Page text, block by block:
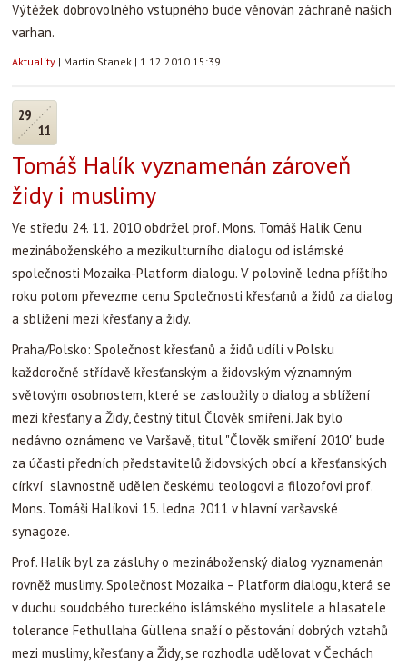
Výtěžek dobrovolného vstupného bude věnován záchraně našich
varhan.
Aktuality | Martin Stanek | 1.12.2010 15:39
29
11
Tomáš Halík vyznamenán zároveň
židy i muslimy
Ve středu 24. 11. 2010 obdržel prof. Mons. Tomáš Halík Cenu
mezináboženského a mezikulturního dialogu od islámské
společnosti Mozaika-Platform dialogu. V polovině ledna příštího
roku potom převezme cenu Společnosti křesťanů a židů za dialog
a sblížení mezi křesťany a židy.
Praha/Polsko: Společnost křesťanů a židů udílí v Polsku
každoročně střídavě křesťanským a židovským významným
světovým osobnostem, které se zasloužily o dialog a sblížení
mezi křesťany a Židy, čestný titul Člověk smíření. Jak bylo
nedávno oznámeno ve Varšavě, titul "Člověk smíření 2010" bude
za účasti předních představitelů židovských obcí a křesťanských
církví slavnostně udělen českému teologovi a filozofovi prof.
Mons. Tomáši Halíkovi 15. ledna 2011 v hlavní varšavské
synagoze.
Prof. Halík byl za zásluhy o mezináboženský dialog vyznamenán
rovněž muslimy. Společnost Mozaika – Platform dialogu, která se
v duchu soudobého tureckého islámského myslitele a hlasatele
tolerance Fethullaha Güllena snaží o pěstování dobrých vztahů
mezi muslimy, křesťany a Židy, se rozhodla udělovat v Čechách